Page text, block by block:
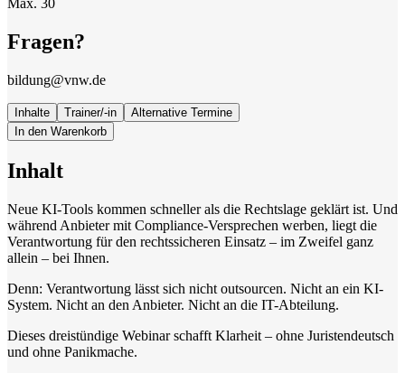
Fragen?
bildung@vnw.de
Inhalte Trainer/-in
Alternative Termine
In den Warenkorb
Inhalt
Neue KI-Tools kommen schneller als die Rechtslage geklärt ist. Und
während Anbieter mit Compliance-Versprechen werben, liegt die
Verantwortung für den rechtssicheren Einsatz – im Zweifel ganz
allein – bei Ihnen.
Denn: Verantwortung lässt sich nicht outsourcen. Nicht an ein KI-
System. Nicht an den Anbieter. Nicht an die IT-Abteilung.
Dieses dreistündige Webinar schafft Klarheit – ohne Juristendeutsch
und ohne Panikmache.